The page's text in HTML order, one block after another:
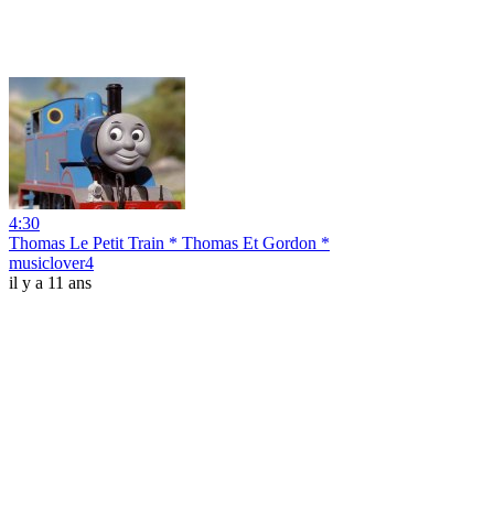
4:30
Thomas Le Petit Train * Thomas Et Gordon *
musiclover4
il y a 11 ans